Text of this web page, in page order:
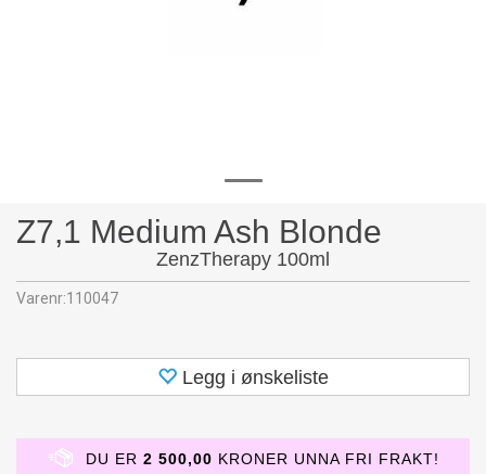
Z7,1 Medium Ash Blonde
ZenzTherapy 100ml
Varenr:110047
Legg i ønskeliste
DU ER 2 500,00 KRONER UNNA FRI FRAKT!